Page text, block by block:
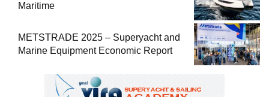
Maritime
METSTRADE 2025 – Superyacht and
Marine Equipment Economic Report